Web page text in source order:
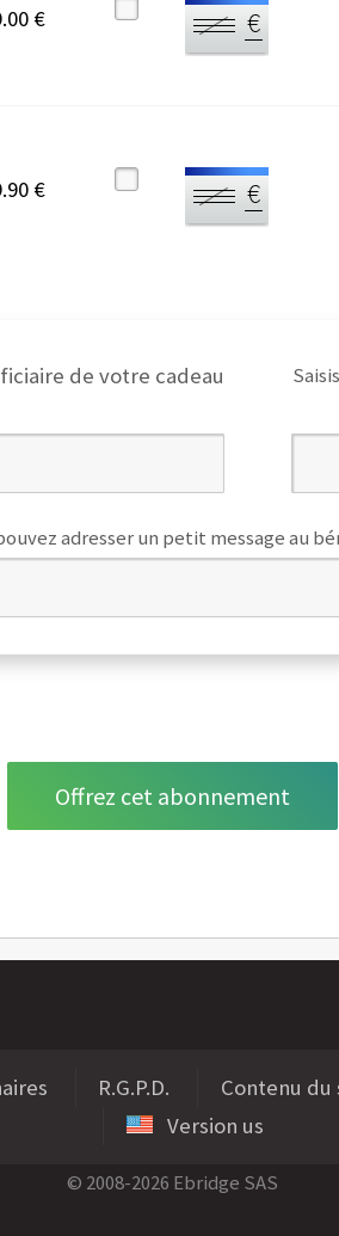
€
€
de votre cadeau
adresser un petit message au
R.G.P.D. Contenu du
Version us
© 2008-2026 Ebridge SAS